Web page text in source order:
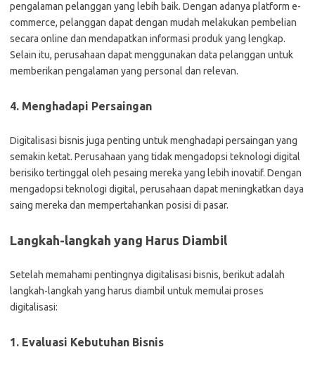
pengalaman pelanggan yang lebih baik. Dengan adanya platform e-
commerce, pelanggan dapat dengan mudah melakukan pembelian
secara online dan mendapatkan informasi produk yang lengkap.
Selain itu, perusahaan dapat menggunakan data pelanggan untuk
memberikan pengalaman yang personal dan relevan.
4. Menghadapi Persaingan
Digitalisasi bisnis juga penting untuk menghadapi persaingan yang
semakin ketat. Perusahaan yang tidak mengadopsi teknologi digital
berisiko tertinggal oleh pesaing mereka yang lebih inovatif. Dengan
mengadopsi teknologi digital, perusahaan dapat meningkatkan daya
saing mereka dan mempertahankan posisi di pasar.
Langkah-langkah yang Harus Diambil
Setelah memahami pentingnya digitalisasi bisnis, berikut adalah
langkah-langkah yang harus diambil untuk memulai proses
digitalisasi:
1. Evaluasi Kebutuhan Bisnis